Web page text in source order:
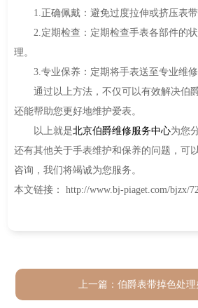
1.正确佩戴：避免过度拉伸或挤压表带
2.定期检查：定期检查手表各部件的状
理。
3.专业保养：定期将手表送至专业维修
通过以上方法，不仅可以有效解决伯爵
还能帮助您更好地维护爱表。
以上就是北京伯爵维修服务中心为您
还有其他关于手表维护和保养的问题，可
咨询，我们将竭诚为您服务。
本文链接： http://www.bj-piaget.com/bjzx/
上一篇： 伯爵表带掉色处理